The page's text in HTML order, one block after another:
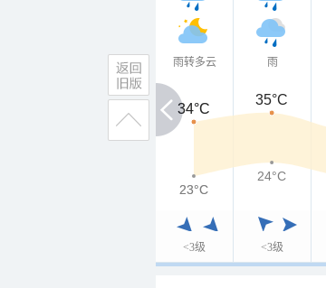
雨转多云
<3级
雨
<3级
34°C
34°C
35°C
23°C
23°C
24°C